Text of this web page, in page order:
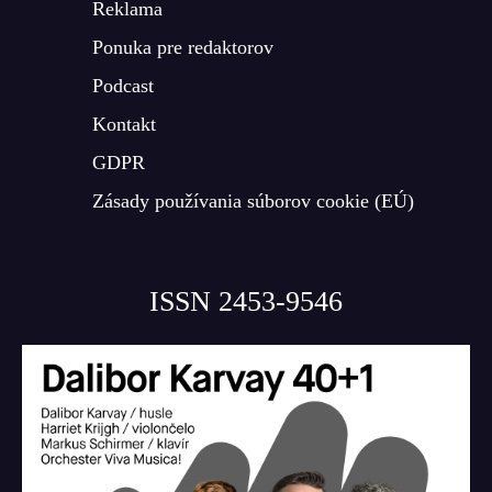
Reklama
Ponuka pre redaktorov
Podcast
Kontakt
GDPR
Zásady používania súborov cookie (EÚ)
ISSN 2453-9546